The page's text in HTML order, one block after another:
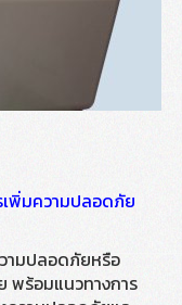
พิ่มความปลอดภัย
ามปลอดภัยหรือ
พร้อมแนวทางการ